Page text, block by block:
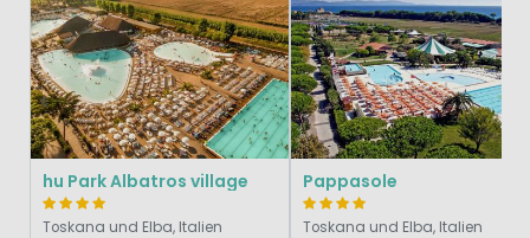
hu Park Albatros village
Toskana und Elba, Italien
Pappasole
Toskana und Elba, Italien